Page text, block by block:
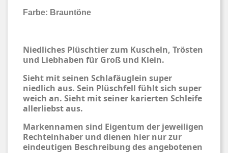
Farbe: Brauntöne
Niedliches Plüschtier zum Kuscheln, Trösten
und Liebhaben für Groß und Klein.
Sieht mit seinen Schlafäuglein super
niedlich aus. Sein Plüschfell fühlt sich super
weich an. Sieht mit seiner karierten Schleife
allerliebst aus.
Markennamen sind Eigentum der jeweiligen
Rechteinhaber und dienen hier nur zur
eindeutigen Beschreibung des angebotenen